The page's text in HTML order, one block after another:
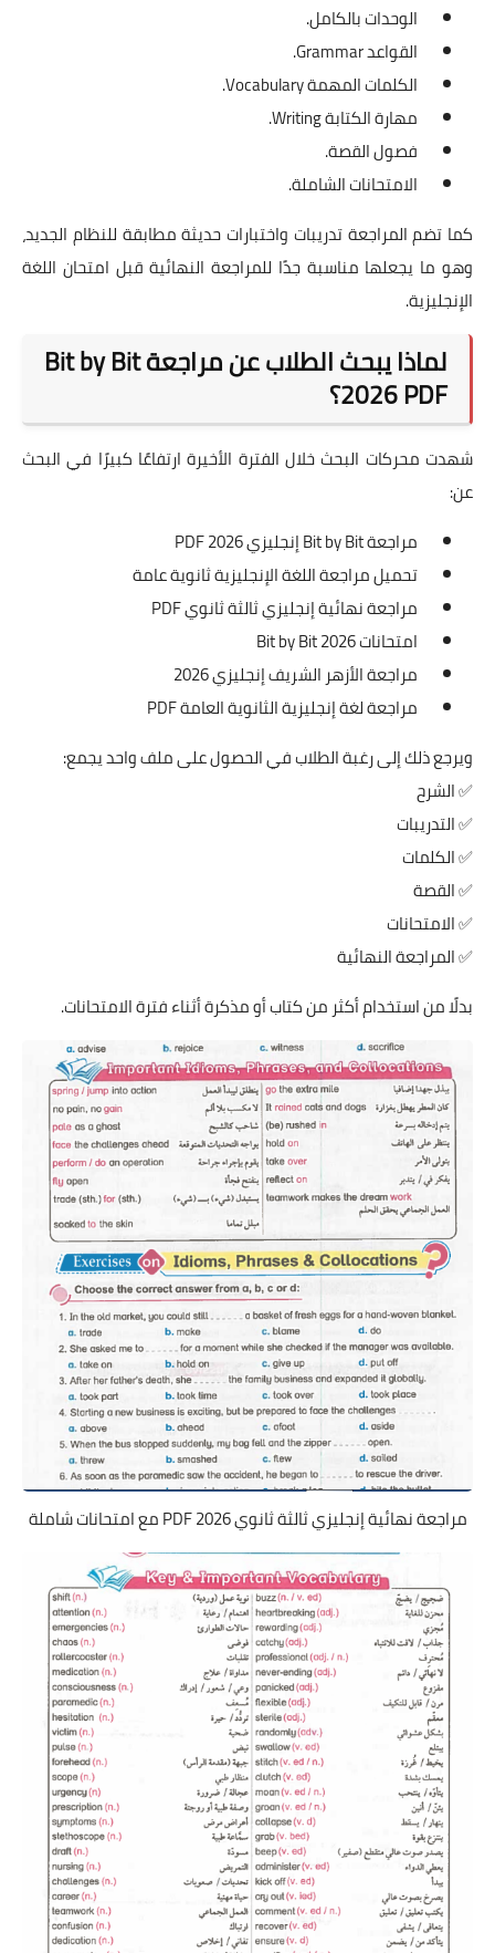
الوحدات بالكامل.
القواعد Grammar.
الكلمات المهمة Vocabulary.
مهارة الكتابة Writing.
فصول القصة.
الامتحانات الشاملة.
كما تضم المراجعة تدريبات واختبارات حديثة مطابقة للنظام الجديد،
وهو ما يجعلها مناسبة جدًا للمراجعة النهائية قبل امتحان اللغة
الإنجليزية.
لماذا يبحث الطلاب عن مراجعة Bit by Bit
2026 PDF؟
شهدت محركات البحث خلال الفترة الأخيرة ارتفاعًا كبيرًا في البحث
عن:
مراجعة Bit by Bit إنجليزي 2026 PDF
تحميل مراجعة اللغة الإنجليزية ثانوية عامة
مراجعة نهائية إنجليزي ثالثة ثانوي PDF
امتحانات Bit by Bit 2026
مراجعة الأزهر الشريف إنجليزي 2026
مراجعة لغة إنجليزية الثانوية العامة PDF
ويرجع ذلك إلى رغبة الطلاب في الحصول على ملف واحد يجمع:
✅ الشرح
✅ التدريبات
✅ الكلمات
✅ القصة
✅ الامتحانات
✅ المراجعة النهائية
بدلًا من استخدام أكثر من كتاب أو مذكرة أثناء فترة الامتحانات.
مراجعة نهائية إنجليزي ثالثة ثانوي 2026 PDF مع امتحانات شاملة